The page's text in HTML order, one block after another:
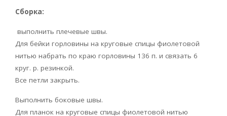
Сборка:
выполнить плечевые швы.
Для бейки горловины на круговые спицы фиолетовой
нитью набрать по краю горловины 136 п. и связать 6
круг. р. резинкой.
Все петли закрыть.
Выполнить боковые швы.
Для планок на круговые спицы фиолетовой нитью